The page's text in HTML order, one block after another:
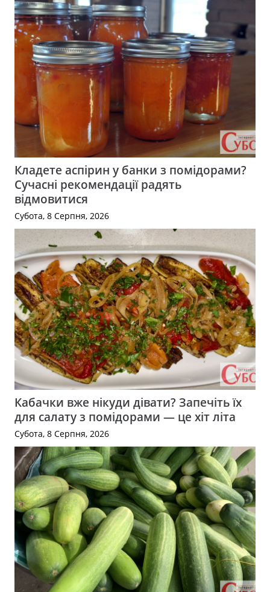
Кладете аспірин у банки з помідорами?
Сучасні рекомендації радять
відмовитися
Субота, 8 Серпня, 2026
Кабачки вже нікуди дівати? Запечіть їх
для салату з помідорами — це хіт літа
Субота, 8 Серпня, 2026